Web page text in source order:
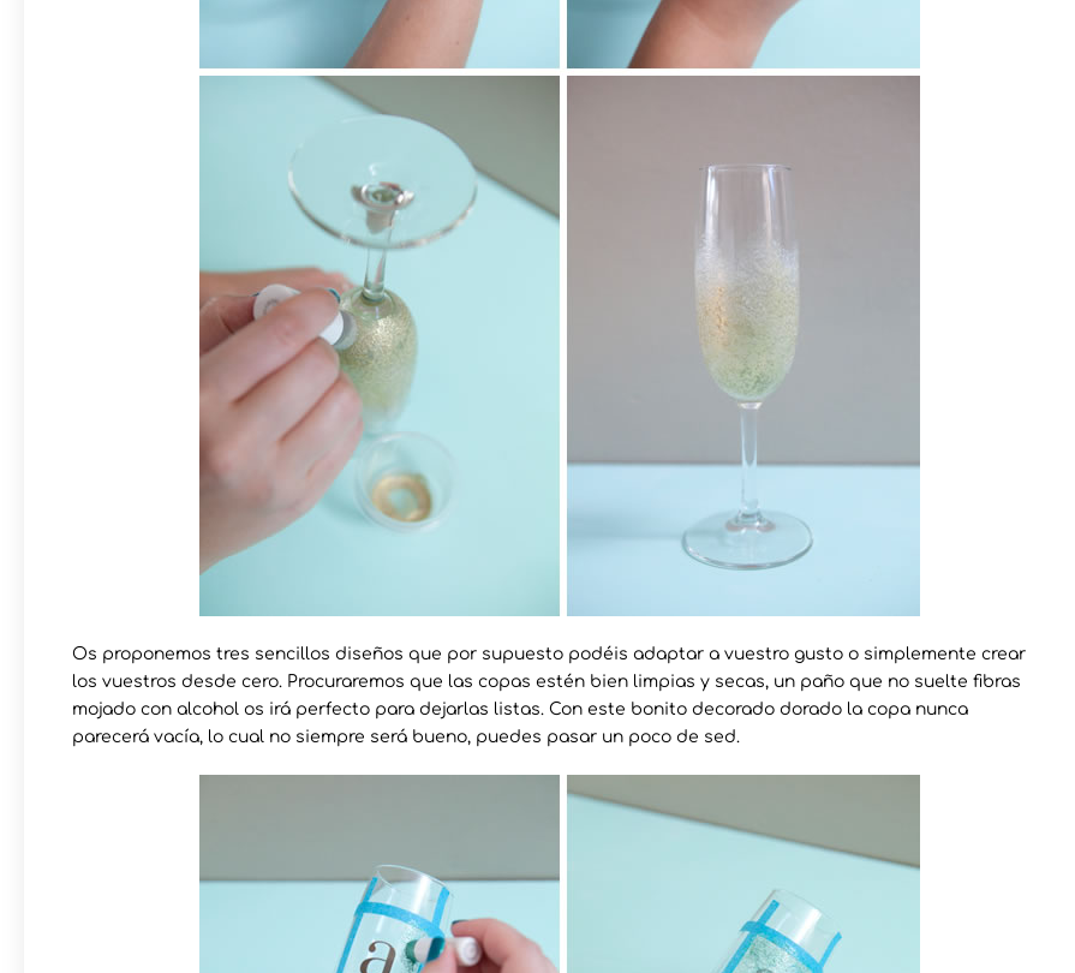
Os proponemos tres sencillos diseños que por supuesto podéis adaptar a vuestro gusto o simplemente crear
los vuestros desde cero. Procuraremos que las copas estén bien limpias y secas, un paño que no suelte fibras
mojado con alcohol os irá perfecto para dejarlas listas. Con este bonito decorado dorado la copa nunca
parecerá vacía, lo cual no siempre será bueno, puedes pasar un poco de sed.